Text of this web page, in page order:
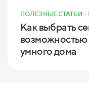
ПОЛЕЗНЫЕ СТАТЬИ •
Как выбрать
возможностью
умного дома